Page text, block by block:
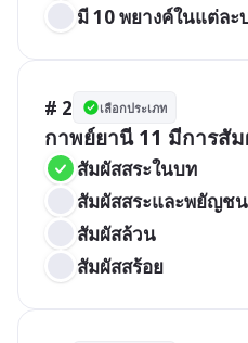
มี 10 พยางค์ในแต่ละ
# 2 เลือกประเภท
กาพย์ยานี 11 มีการสัม
สัมผัสสระในบท
สัมผัสสระและพยัญช
สัมผัสล้วน
สัมผัสสร้อย